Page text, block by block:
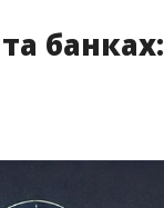
банках: